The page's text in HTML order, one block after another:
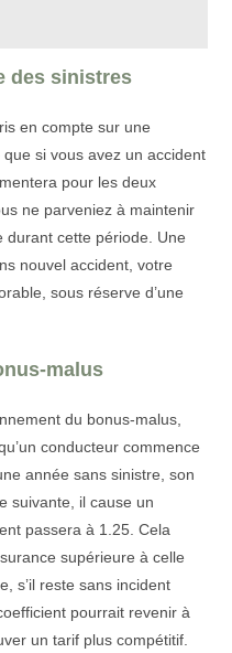
des sinistres
en compte sur une
si vous avez un accident
pour les deux
ne parveniez à maintenir
durant cette période. Une
nouvel accident, votre
sous réserve d’une
malus
du bonus-malus,
conducteur commence
année sans sinistre, son
suivante, il cause un
passera à 1.25. Cela
supérieure à celle
s’il reste sans incident
pourrait revenir à
un tarif plus compétitif.